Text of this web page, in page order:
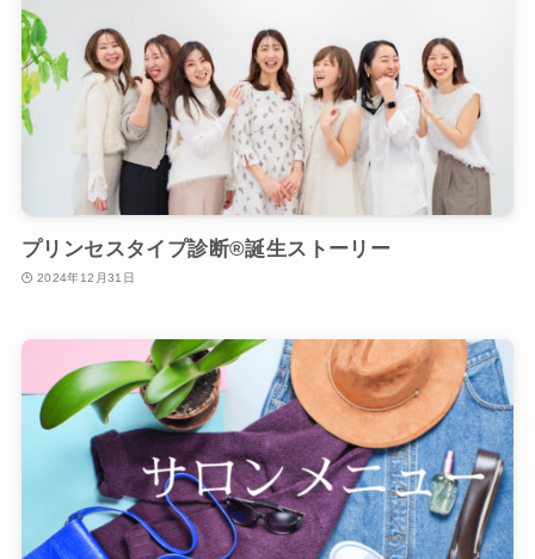
プリンセスタイプ診断®︎誕生ストーリー
2024年12月31日